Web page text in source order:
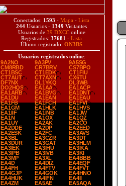
Conectados: 1593 - Mapa - Lista
244 Usuarios - 1349 Visitantes
Usuarios de 39 DXCConline
Registrados: 37681 - Lista
Último registrado: ON3BS
Usuarios registrados online:
9A2NO
9A3PV
9A5SG
CM8RBD
CR7BRV
CS7BPO
CT1BSC
CT1EDK
CT1FIU
CT7AUT
CT7AXN
CX6TU
DF7NX
DL1YKQ
DL3WB
DO2HQS
EA1AA
EA1ACP
EA1ARB
EA1BVG
EA1DNT
EA1DU
EA1EAN
EA1EAU
EA1FB
EA1FCH
EA1FVI
EA1GM
EA1HLK
EA1HVS
EA1IIF
EA1INB
EA1JW
EA1N
EA1OX
EA1QZ
EA1UY
EA2AK
EA2CO
EA2DDE
EA2DP
EA2EED
EA2ESK
EA2FC
EA3AVS
EA3BL
EA3CZR
EA3DT
EA3DUR
EA3GAT
EA3HLM
EA3IEK
EA3IHU
EA3IKA
EA3IPB
EA3IVB
EA3KI
EA3MP
EA3XL
EA4BBB
EA4D
EA4DIZ
EA4EQF
EA4FH
EA4FTV
EA4FVT
EA4GJP
EA4GOK
EA4HNO
EA4HUK
EA4IFN
EA4II
EA4ZM
EA5AE
EA5AQA